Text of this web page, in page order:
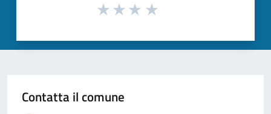
Contatta il comune